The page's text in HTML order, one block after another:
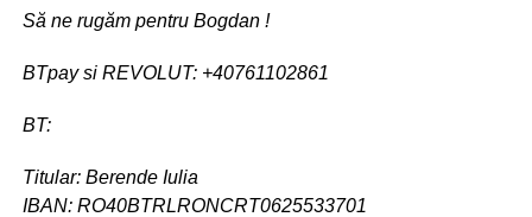
Să ne rugăm pentru Bogdan !
BTpay si REVOLUT: +40761102861
BT:
Titular: Berende Iulia
IBAN: RO40BTRLRONCRT0625533701